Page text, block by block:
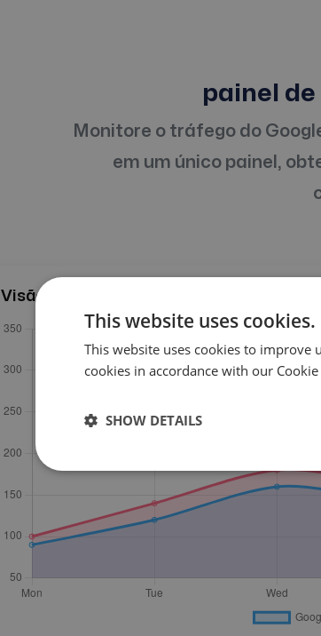
painel
Monitore o tráfego do
em um único painel,
Visão geral da campanha
This website uses cookies.
This website uses cookies to improve
cookies in accordance with our Cookie
SHOW DETAILS